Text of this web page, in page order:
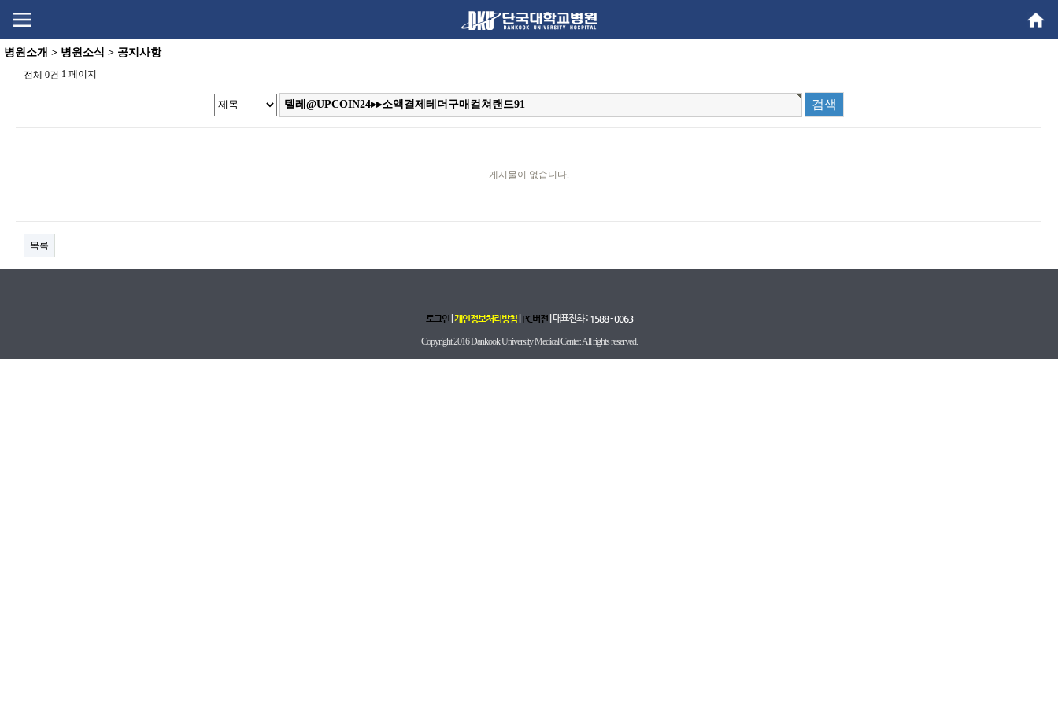
content
menu
병원소개 > 병원소식 > 공지사항
전체 0건 1 페이지
게시물이 없습니다.
목록
로그인|개인정보처리방침|PC버전| 대표전화 : 1588 - 0063
Copyright 2016 Dankook University Medical Center. All rights reserved.